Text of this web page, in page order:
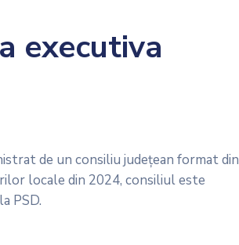
executiva
de un consiliu județean format din
locale din 2024, consiliul este
PSD.